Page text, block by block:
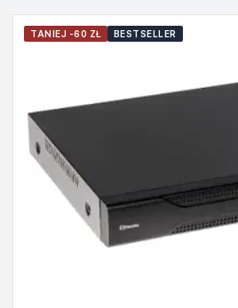
TANIEJ -60 ZŁ BESTSELLER